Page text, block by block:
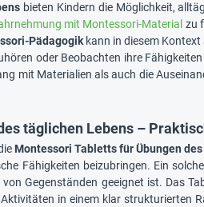
bieten Kindern die Möglichkeit,
mit Montessori-Material zu
Pädagogikkann in diesem Kontext
oder Beobachten ihre
mit Materialien als auch die
täglichen Lebens –
Montessori Tabletts für Übungen
Fähigkeiten beizubringen. Ein
Gegenständen geeignet ist. Das
in einem klar strukturierten